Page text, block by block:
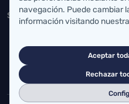
Servicio Cántabro de Salud
buzgen.dg@scsalud.es
942202772
navegación. Puede cambiar
información visitando nuestra
Aceptar
Rechazar